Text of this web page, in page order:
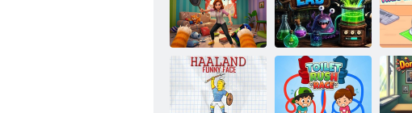
Bad Cat
Prankster - Il
ritorno della
mamma
Laboratorio dei
Mostri: Cucina